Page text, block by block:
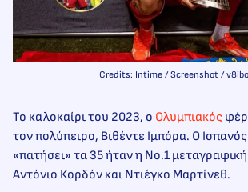
Credits: Intime / Screenshot /
Το καλοκαίρι του 2023, ο Ολυμπιακός
τον πολύπειρο, Βιθέντε Ιμπόρα. Ο
«πατήσει» τα 35 ήταν η Νο.1
Αντόνιο Κορδόν και Ντιέγκο Μαρτίνεθ.